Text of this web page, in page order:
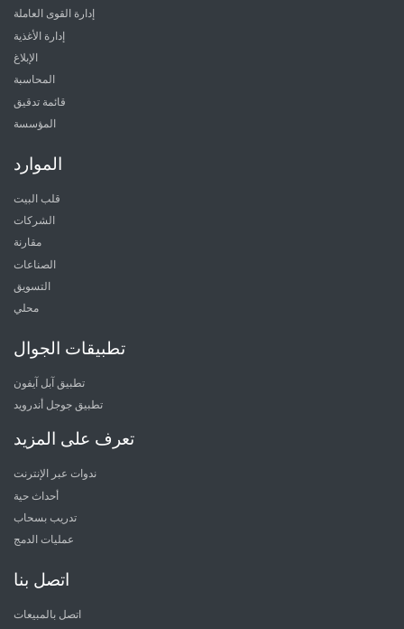
إدارة القوى العاملة
إدارة الأغذية
الإبلاغ
المحاسبة
قائمة تدقيق
المؤسسة
الموارد
قلب البيت
الشركات
مقارنة
الصناعات
التسويق
محلي
تطبيقات الجوال
تطبيق آبل آيفون
تطبيق جوجل أندرويد
تعرف على المزيد
ندوات عبر الإنترنت
أحداث حية
تدريب بسحاب
عمليات الدمج
اتصل بنا
اتصل بالمبيعات